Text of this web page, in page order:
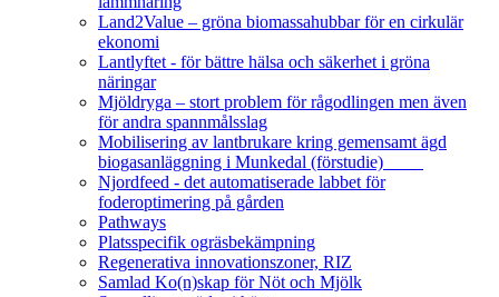
Land2Value – gröna biomassahubbar för en cirkulär
ekonomi
Lantlyftet - för bättre hälsa och säkerhet i gröna
näringar
Mjöldryga – stort problem för rågodlingen men även
för andra spannmålsslag
Mobilisering av lantbrukare kring gemensamt ägd
biogasanläggning i Munkedal (förstudie)
Njordfeed - det automatiserade labbet för
foderoptimering på gården
Pathways
Platsspecifik ogräsbekämpning
Regenerativa innovationszoner, RIZ
Samlad Ko(n)skap för Nöt och Mjölk